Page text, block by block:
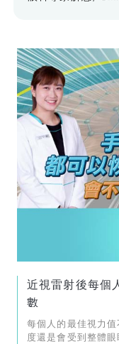
近視雷射後每個
數
每個人的最佳視力
度還是會受到整體